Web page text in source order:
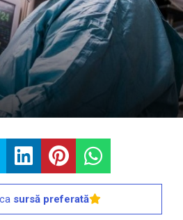
sursă preferată